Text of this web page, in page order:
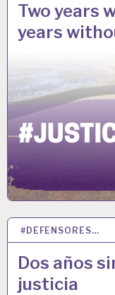
Two years
years
#DEFENSORES…
Dos años
justicia
27 MAR 2023